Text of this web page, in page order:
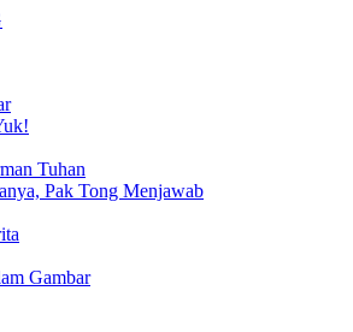
Tuhan
Pak Tong Menjawab
Gambar